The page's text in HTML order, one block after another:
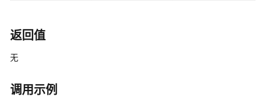
开
返回值
无
调用示例